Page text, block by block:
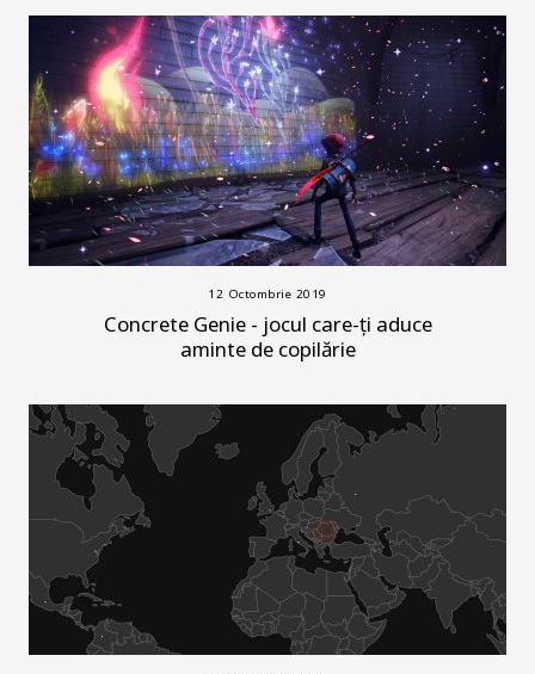
12 Octombrie 2019
Concrete Genie - jocul care-ți aduce
aminte de copilărie